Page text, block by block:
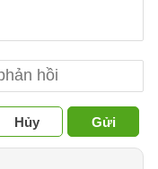
Hủy
Gửi